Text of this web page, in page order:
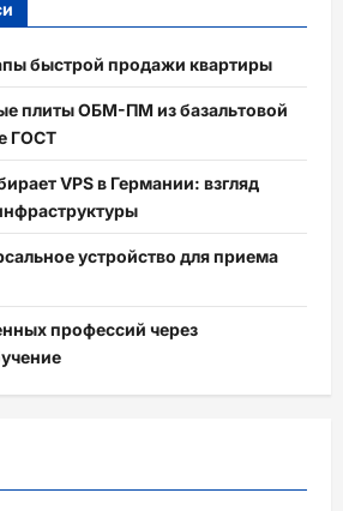
быстрой продажи квартиры
плиты ОБМ-ПМ из базальтовой
ГОСТ
VPS в Германии: взгляд
устройство для приема
профессий через